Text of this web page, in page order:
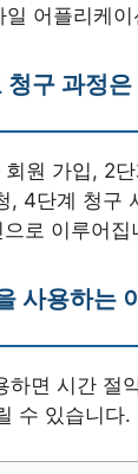
어플리케
구 과정
원 가입, 2
, 4단계 청구
로 이루어집
사용하는
면 시간 절
수 있습니다.